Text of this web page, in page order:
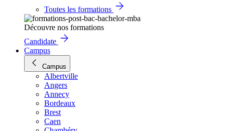
Toutes les formations
Découvre nos formations
Candidate
Campus
Campus
Albertville
Angers
Annecy
Bordeaux
Brest
Caen